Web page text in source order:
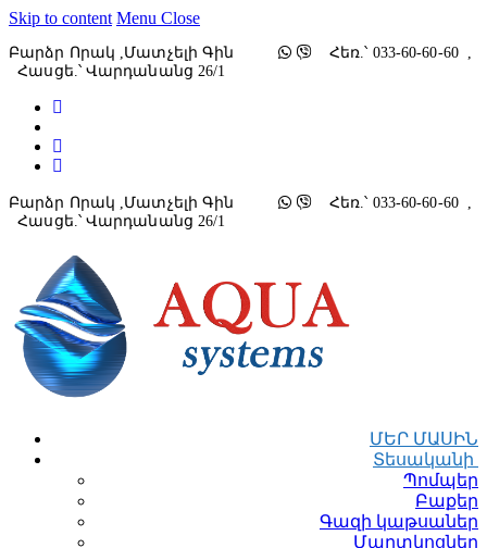
Skip to content Menu Close
Բարձր Որակ ,մատչելի Գին
Հեռ.՝ 033-60-60-60 ,
Հասցե.՝ Վարդանանց 26/1
Բարձր Որակ ,մատչելի Գին
Հեռ.՝ 033-60-60-60 ,
Հասցե.՝ Վարդանանց 26/1
ՄԵՐ ՄԱՍԻՆ
Տեսականի
Պոմպեր
Բաքեր
Գազի կաթսաներ
Մարտկոցներ